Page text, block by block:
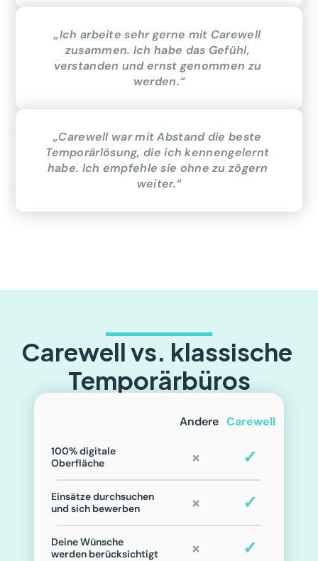
„Ich arbeite sehr gerne mit Carewell
zusammen. Ich habe das Gefühl,
verstanden und ernst genommen zu
werden.“
„Carewell war mit Abstand die beste
Temporärlösung, die ich kennengelernt
habe. Ich empfehle sie ohne zu zögern
weiter.“
Carewell vs. klassische
Temporärbüros
Andere Carewell
100% digitale
Oberfläche
× ✓
Einsätze durchsuchen
und sich bewerben
× ✓
Deine Wünsche
werden berücksichtigt
× ✓